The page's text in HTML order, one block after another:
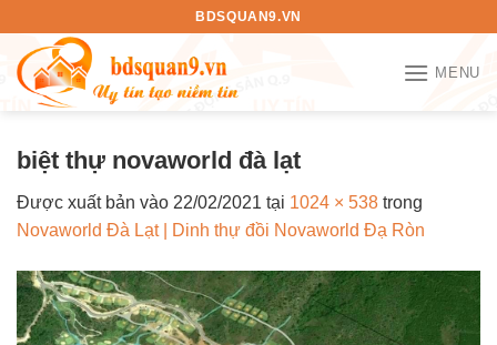
nội
dung
BDSQUAN9.VN
MENU
biệt thự novaworld đà lạt
Được xuất bản vào 22/02/2021 tại 1024 × 538 trong
Novaworld Đà Lạt | Dinh thự đồi Novaworld Đạ Ròn